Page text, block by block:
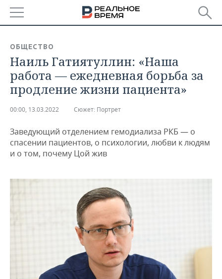
БАШКОРТОСТАН
ТАТАРСТАН
НОВОСТИ
АНАЛИТИКА
ДЕКЛАРАЦИИ О ДОХОДАХ
КОРОЛИ ГОСЗАКАЗА ПФО
КОМУ ПРИНАДЛЕЖАТ
ТОРГОВЫЕ ЦЕНТРЫ
НОВОСТИ ЭКОНОМИКИ
ФИНАНСЫ
ПРОМЫШЛЕННОСТЬ
НОВОСТИ
ПРОМЫШЛЕННОСТИ
АГРОПРОМ
МАШИНОСТРОЕНИЕ
НЕДВИЖИМОСТЬ
НОВОСТИ БИЗНЕСА
РОЗНИЧНАЯ ТОРГОВЛЯ
ТРАНСПОРТ
НОВОСТИ ТЕХНОЛОГИЙ
НОВОСТИ МЕРОПРИЯТИЙ
ОБЩЕСТВО
Наиль Гатиятуллин: «Наша
работа — ежедневная борьба за
продление жизни пациента»
00:00, 13.03.2022 Сюжет: Портрет
Заведующий отделением гемодиализа РКБ — о
спасении пациентов, о психологии, любви к людям
и о том, почему Цой жив